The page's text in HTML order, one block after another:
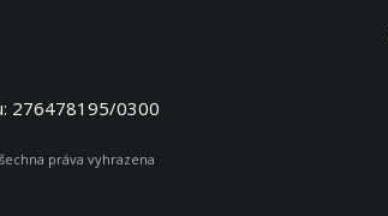
276478195/0300
práva vyhrazena